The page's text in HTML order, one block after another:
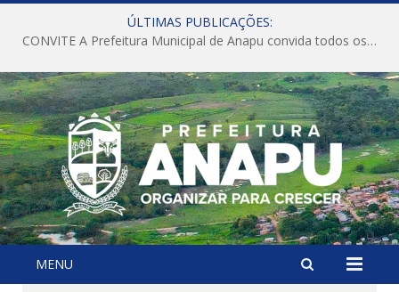
ÚLTIMAS PUBLICAÇÕES:
CONVITE A Prefeitura Municipal de Anapu convida todos os servidores públicos municipais para participarem da Audiência Pública de discussão da Lei de Diretrizes Orçamentárias (LDO), importante instrumento de planejamento das ações e investimentos da Administração Pública para o próximo exercício financeiro.
MENU